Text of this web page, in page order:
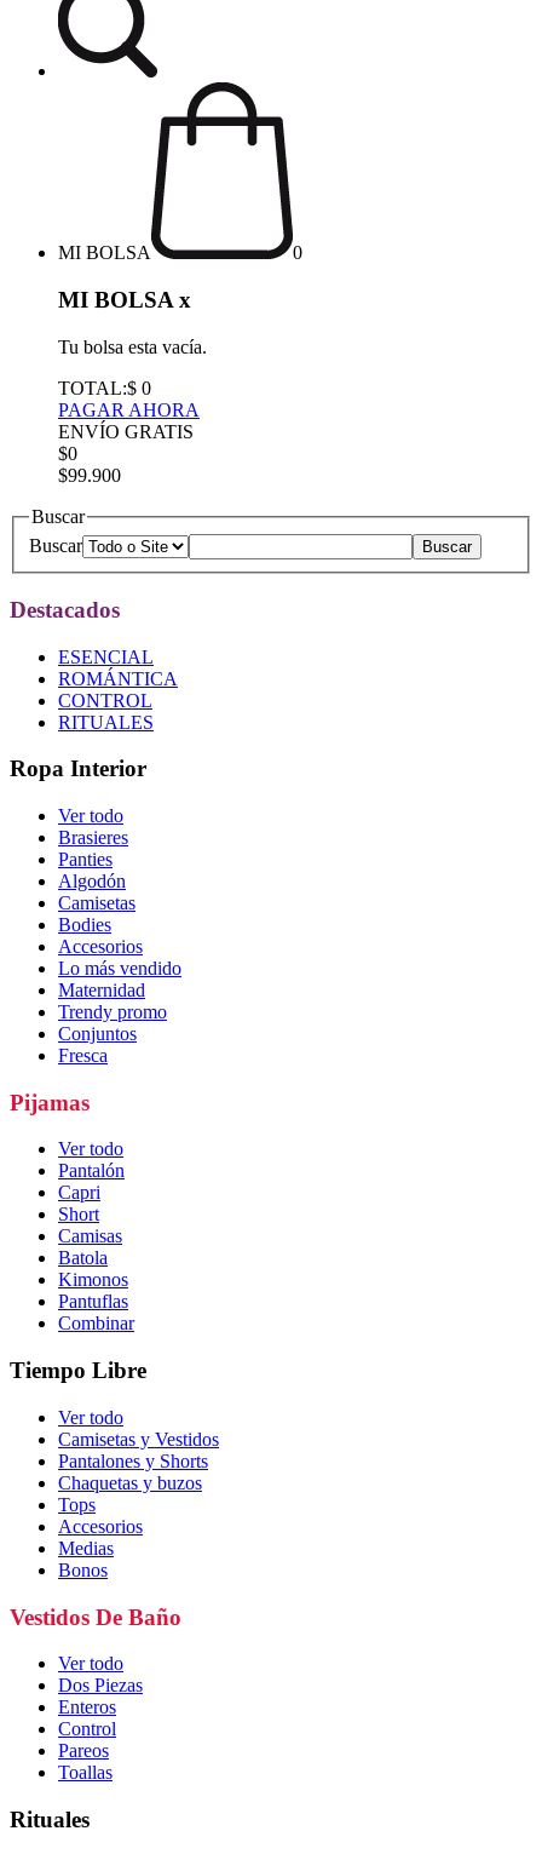
MI BOLSA 0
MI BOLSA x
Tu bolsa esta vacía.
TOTAL:$ 0
PAGAR AHORA
ENVÍO GRATIS
$0
$99.900
Buscar
Buscar
Destacados
ESENCIAL
ROMÁNTICA
CONTROL
RITUALES
Ropa Interior
Ver todo
Brasieres
Panties
Algodón
Camisetas
Bodies
Accesorios
Lo más vendido
Maternidad
Trendy promo
Conjuntos
Fresca
Pijamas
Ver todo
Pantalón
Capri
Short
Camisas
Batola
Kimonos
Pantuflas
Combinar
Tiempo Libre
Ver todo
Camisetas y Vestidos
Pantalones y Shorts
Chaquetas y buzos
Tops
Accesorios
Medias
Bonos
Vestidos De Baño
Ver todo
Dos Piezas
Enteros
Control
Pareos
Toallas
Rituales